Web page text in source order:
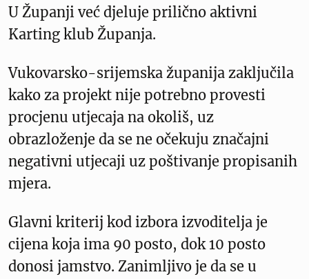
U Županji već djeluje prilično aktivni
Karting klub Županja.
Vukovarsko-srijemska županija zaključila
kako za projekt nije potrebno provesti
procjenu utjecaja na okoliš, uz
obrazloženje da se ne očekuju značajni
negativni utjecaji uz poštivanje propisanih
mjera.
Glavni kriterij kod izbora izvoditelja je
cijena koja ima 90 posto, dok 10 posto
donosi jamstvo. Zanimljivo je da se u